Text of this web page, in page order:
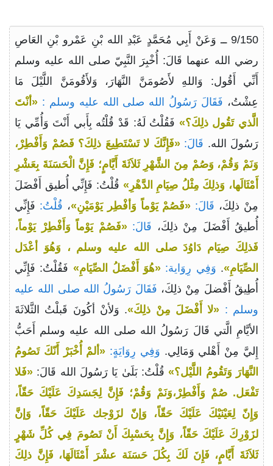
9/150 ــ وَعَنْ أَبِي مُحَمَّدٍ عَبْدِ الله بْنِ عَمْرو بْنِ العَاصِ
رضي الله عنهما قَالَ: أُخْبِرَ النَّبِيّ صلى الله عليه وسلم
أَنِّي أَقُول: وَاللهِ لأَصُومَنَّ النَّهَارَ، وَلأَقُومَنَّ اللَّيْلَ مَا
عِشْتُ، فَقَالَ رَسُولُ الله صلى الله عليه وسلم : «أنْتَ
الَّذي تَقُول ذلِكَ؟» فَقُلْتُ لَهُ: قَدْ قُلْتُه بِأَبي أَنْتَ وَأُمِّي يَا
رَسُولَ الله. قَالَ: «فَإِنَّكَ لا تَسْتَطِيعَ ذلِكَ؟ فَصُمْ وَأَفْطِرْ،
وَنَمْ وَقُمْ، وَصُمْ مِنَ الشَّهْرِ ثَلاَثَةَ أَيَّامٍ؛ فَإِنَّ الْحَسَنَةَ بِعَشْرِ
أَمْثَالَها، وَذلِكَ مِثْلُ صِيَامِ الدَّهْرِ» قُلْتُ: فَإِنِّي أُطيق أَفْضَلَ
مِنْ ذلِكَ، قَالَ: «فَصُمْ يَوْماً وَأفْطِر يَوْمَيْنِ»، قُلْتُ: فَإِنِّي
أُطيقُ أَفْضَلَ مِنْ ذلِكَ، قَالَ: «فَصُمْ يَوْماً وَأَفْطِرْ يَوْماً،
فَذلِكَ صِيَام دَاوُدَ صلى الله عليه وسلم ، وَهُوَ أعْدَل
الصِّيَامِ». وَفِي رِوَاية: «هُوَ أَفْضَلُ الصِّيَامِ» فَقُلْتُ: فَإِنِّي
أُطِيقُ أَفْضلَ مِنْ ذلِكَ، فَقَالَ رَسُولُ الله صلى الله عليه
وسلم : «لا أَفْضَلَ مِنْ ذلِكَ». وَلأنْ أكُونَ قَبلْتُ الثَّلاثَةَ
الأيَّامِ الَّتي قَالَ رَسُولُ الله صلى الله عليه وسلم أَحَبُّ
إِليَّ مِنْ أَهْلي وَمَالِي. وَفِي رِوَايَةٍ: «ألمْ أُخْبَرْ أَنّكَ تَصُومُ
النَّهَارَ وَتَقُومُ اللَّيْل؟»قُلْتُ: بَلَىٰ يَا رَسُولَ الله قَالَ: «فَلا
تَفْعَل. صُمْ وَأَفْطِرْ،وَنَمْ وَقُمْ؛ فَإِنَّ لِجَسَدِكَ عَلَيْكَ حَقّاً،
وَإِنّ لِعَيْنَيْكَ عَلَيْكَ حَقّاً، وَإنّ لزَوْجك عَلَيْكَ حَقّاً، وَإنَّ
لزَوْرِكَ عَلَيْكَ حَقّاً، وَإِنَّ بِحَسْبِكَ أَنْ تَصُومَ فِي كُلِّ شَهْرٍ
ثَلاَثَةَ أَيَّامٍ، فَإِنَ لَكَ بِكُلَ حَسَنَة عشْرَ أَمْثَالَهَا، فَإِنَّ ذلِكَ